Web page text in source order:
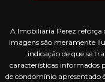
A Imobiliária Perez reforça
imagens são meramente
indicação de que se
características informados
de condomínio apresentado